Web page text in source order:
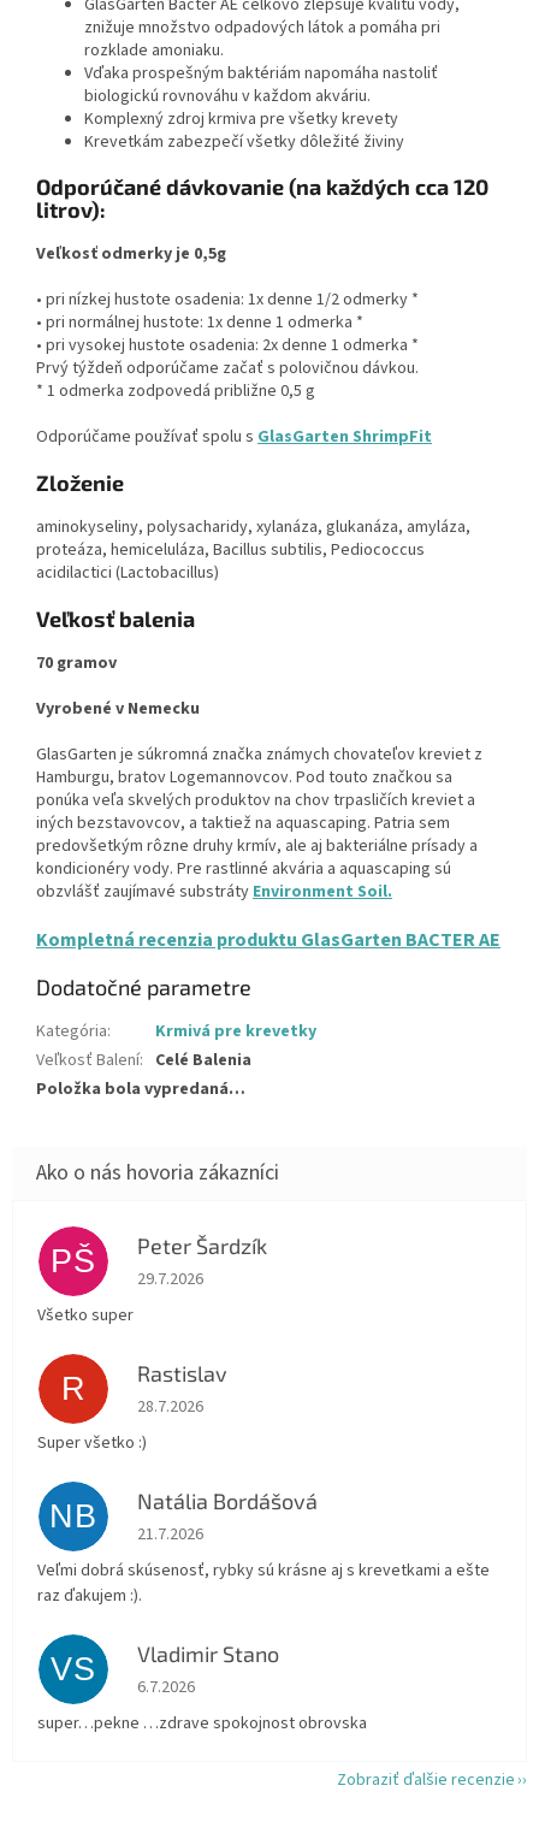
GlasGarten Bacter AE celkovo zlepšuje kvalitu vody,
znižuje množstvo odpadových látok a pomáha pri
rozklade amoniaku.
Vďaka prospešným baktériám napomáha nastoliť
biologickú rovnováhu v každom akváriu.
Komplexný zdroj krmiva pre všetky krevety
Krevetkám zabezpečí všetky dôležité živiny
Odporúčané dávkovanie (na každých cca 120
litrov):
Veľkosť odmerky je 0,5g
• pri nízkej hustote osadenia: 1x denne 1/2 odmerky *
• pri normálnej hustote: 1x denne 1 odmerka *
• pri vysokej hustote osadenia: 2x denne 1 odmerka *
Prvý týždeň odporúčame začať s polovičnou dávkou.
* 1 odmerka zodpovedá približne 0,5 g
Odporúčame používať spolu s GlasGarten ShrimpFit
Zloženie
aminokyseliny, polysacharidy, xylanáza, glukanáza, amyláza,
proteáza, hemiceluláza, Bacillus subtilis, Pediococcus
acidilactici (Lactobacillus)
Veľkosť balenia
70 gramov
Vyrobené v Nemecku
GlasGarten je súkromná značka známych chovateľov kreviet z
Hamburgu, bratov Logemannovcov. Pod touto značkou sa
ponúka veľa skvelých produktov na chov trpasličích kreviet a
iných bezstavovcov, a taktiež na aquascaping. Patria sem
predovšetkým rôzne druhy krmív, ale aj bakteriálne prísady a
kondicionéry vody. Pre rastlinné akvária a aquascaping sú
obzvlášť zaujímavé substrátyEnvironment Soil.
Kompletná recenzia produktu GlasGarten BACTER AE
Dodatočné parametre
Kategória:
Krmivá pre krevetky
Veľkosť Balení: Celé Balenia
Položka bola vypredaná…
PŠ Peter Šardzík
Hodnotenie obchodu je 5 z 5 hviezdičiek.
29.7.2026
Všetko super
R Rastislav
Hodnotenie obchodu je 5 z 5 hviezdičiek.
28.7.2026
Super všetko :)
NB Natália Bordášová
Hodnotenie obchodu je 5 z 5 hviezdičiek.
21.7.2026
Veľmi dobrá skúsenosť, rybky sú krásne aj s krevetkami a ešte
raz ďakujem :).
VS Vladimir Stano
Hodnotenie obchodu je 5 z 5 hviezdičiek.
6.7.2026
super…pekne …zdrave spokojnost obrovska
Zobraziť ďalšie recenzie